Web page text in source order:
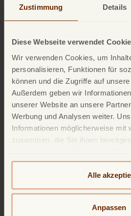
Zustimmung Details
Diese Webseite verwendet
Wir verwenden Cookies, um
personalisieren, Funktionen für
können und die Zugriffe auf
Außerdem geben wir
unserer Website an unsere
Werbung und Analysen weiter.
Informationen möglicherweise mit
zusammen, die Sie ihnen
Weitere detailliertere
Datenschutzerklärungund
Impressum können Siehier
Alle
Anpassen
einer Prüfung verzögern.
vorzeitige Beendigung
Die TF Bank kann die
(ganz oder teilweise)
oder beenden, einschließlich
Geltungsbereichs, der
Voraussetzungen oder der
Auszahlungsmodalitäten,
und vertraglich zulässig ist.
der
bereits auf verbuchte